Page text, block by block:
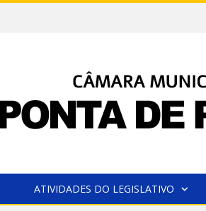
ATIVIDADES DO LEGISLATIVO